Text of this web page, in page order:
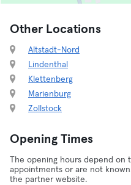
Other Locations
Altstadt-Nord
Lindenthal
Klettenberg
Marienburg
Zollstock
Opening Times
The opening hours depend
appointments or are not
the partner website.